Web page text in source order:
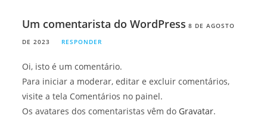
Um comentarista do WordPress 8 DE AGOSTO
DE 2023
RESPONDER
Oi, isto é um comentário.
Para iniciar a moderar, editar e excluir comentários,
visite a tela Comentários no painel.
Os avatares dos comentaristas vêm do Gravatar.